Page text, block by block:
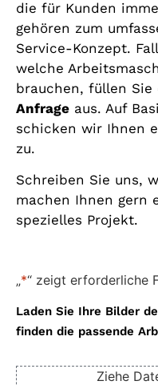
die für Kunden
gehören zum
Service-Konzept.
welche
brauchen, füllen Sie
Anfrage aus. Auf
schicken wir Ihnen
zu.
Schreiben Sie uns,
machen Ihnen gern
spezielles Projekt.
„*“ zeigt erforderliche
Laden Sie Ihre Bilder
finden die passende
Ziehe